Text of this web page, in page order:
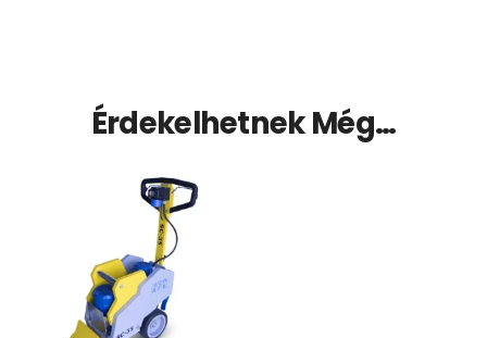
Érdekelhetnek Még…